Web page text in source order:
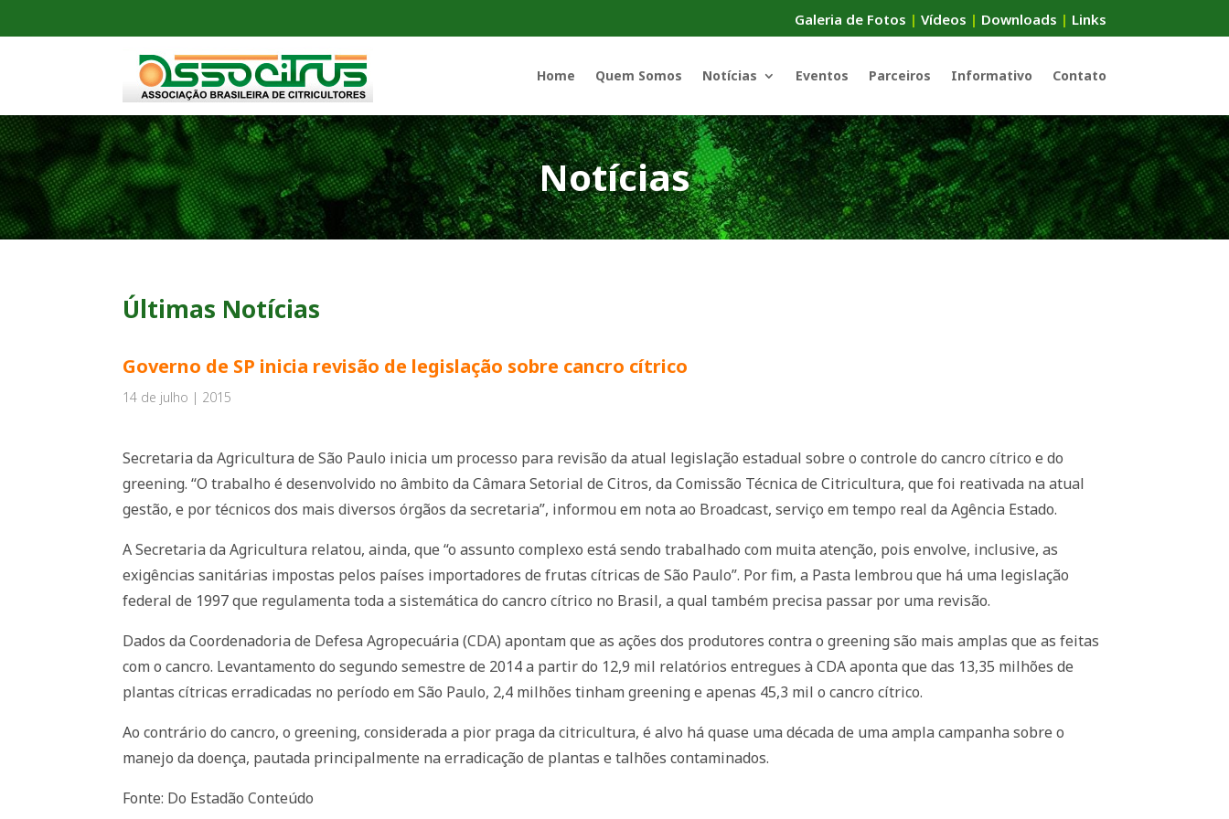
Galeria de Fotos | Vídeos | Downloads | Links
Home Quem Somos Notícias Eventos Parceiros Informativo Contato
Notícias
Últimas Notícias
Governo de SP inicia revisão de legislação sobre cancro cítrico
14 de julho | 2015
Secretaria da Agricultura de São Paulo inicia um processo para revisão da atual legislação estadual sobre o controle do cancro cítrico e do
greening. “O trabalho é desenvolvido no âmbito da Câmara Setorial de Citros, da Comissão Técnica de Citricultura, que foi reativada na atual
gestão, e por técnicos dos mais diversos órgãos da secretaria”, informou em nota ao Broadcast, serviço em tempo real da Agência Estado.
A Secretaria da Agricultura relatou, ainda, que “o assunto complexo está sendo trabalhado com muita atenção, pois envolve, inclusive, as
exigências sanitárias impostas pelos países importadores de frutas cítricas de São Paulo”. Por fim, a Pasta lembrou que há uma legislação
federal de 1997 que regulamenta toda a sistemática do cancro cítrico no Brasil, a qual também precisa passar por uma revisão.
Dados da Coordenadoria de Defesa Agropecuária (CDA) apontam que as ações dos produtores contra o greening são mais amplas que as feitas
com o cancro. Levantamento do segundo semestre de 2014 a partir do 12,9 mil relatórios entregues à CDA aponta que das 13,35 milhões de
plantas cítricas erradicadas no período em São Paulo, 2,4 milhões tinham greening e apenas 45,3 mil o cancro cítrico.
Ao contrário do cancro, o greening, considerada a pior praga da citricultura, é alvo há quase uma década de uma ampla campanha sobre o
manejo da doença, pautada principalmente na erradicação de plantas e talhões contaminados.
Fonte: Do Estadão Conteúdo